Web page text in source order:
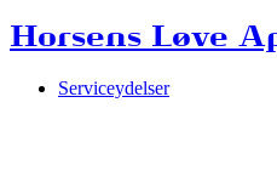
Horsens Løve
Serviceydelser